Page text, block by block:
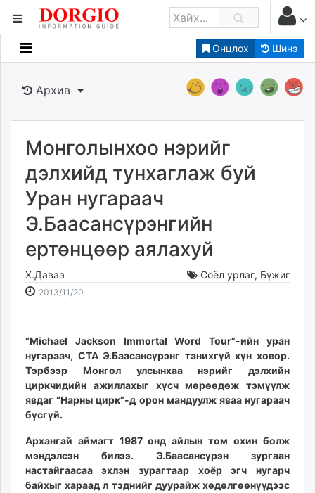
Онцлох Шинэ
Мэдээллийн
Банк санхүү
Бизнес ААН
Төрийн
dorgio.mn
Gogo.mn
news.mn
zindaa.mn
Baabar.mn
mnb.mn
Livetv.mn
Eguur.mn
24tsag.mn
shuud.mn
ergelt.mn
zarig.mn
today.mn
Архив
Монголынхоо нэрийг
дэлхийд тунхаглаж буй
Уран нугараач
Э.Баасансүрэнгийн
ертөнцөөр аялахуй
Х.Даваа Соёл урлаг, Бүжиг
2013/11/20
15:06:14
21:24:13
“Michael Jackson Immortal Word Tour”-ийн уран
нугараач, СТА Э.Баасансүрэнг танихгүй хүн ховор.
Тэрбээр Монгол улсынхаа нэрийг дэлхийн
циркчидийн ажиллахыг хүсч мөрөөдөж тэмүүлж
явдаг “Нарны цирк”-д орон мандуулж яваа нугараач
бүсгүй.
Архангай аймагт 1987 онд айлын том охин болж
мэндэлсэн билээ. Э.Баасансүрэн зургаан
настайгаасаа эхлэн зурагтаар хоёр эгч нугарч
байхыг хараад л тэднийг дуурайж хөдөлгөөнүүдээс